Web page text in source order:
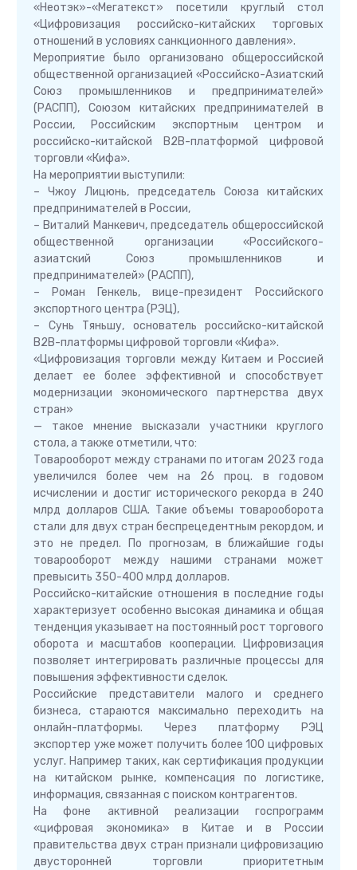
«Неотэк»-«Мегатекст» посетили круглый стол
«Цифровизация российско-китайских торговых
отношений в условиях санкционного давления».
Мероприятие было организовано общероссийской
общественной организацией «Российско-Азиатский
Союз промышленников и предпринимателей»
(РАСПП), Союзом китайских предпринимателей в
России, Российским экспортным центром и
российско-китайской B2B-платформой цифровой
торговли «Кифа».
На мероприятии выступили:
– Чжоу Лицюнь, председатель Союза китайских
предпринимателей в России,
– Виталий Манкевич, председатель общероссийской
общественной организации «Российского-
азиатский Союз промышленников и
предпринимателей» (РАСПП),
– Роман Генкель, вице-президент Российского
экспортного центра (РЭЦ),
– Сунь Тяньшу, основатель российско-китайской
B2B-платформы цифровой торговли «Кифа».
«Цифровизация торговли между Китаем и Россией
делает ее более эффективной и способствует
модернизации экономического партнерства двух
стран»
— такое мнение высказали участники круглого
стола, а также отметили, что:
Товарооборот между странами по итогам 2023 года
увеличился более чем на 26 проц. в годовом
исчислении и достиг исторического рекорда в 240
млрд долларов США. Такие объемы товарооборота
стали для двух стран беспрецедентным рекордом, и
это не предел. По прогнозам, в ближайшие годы
товарооборот между нашими странами может
превысить 350-400 млрд долларов.
Российско-китайские отношения в последние годы
характеризует особенно высокая динамика и общая
тенденция указывает на постоянный рост торгового
оборота и масштабов кооперации. Цифровизация
позволяет интегрировать различные процессы для
повышения эффективности сделок.
Российские представители малого и среднего
бизнеса, стараются максимально переходить на
онлайн-платформы. Через платформу РЭЦ
экспортер уже может получить более 100 цифровых
услуг. Например таких, как сертификация продукции
на китайском рынке, компенсация по логистике,
информация, связанная с поиском контрагентов.
На фоне активной реализации госпрограмм
«цифровая экономика» в Китае и в России
правительства двух стран признали цифровизацию
двусторонней торговли приоритетным